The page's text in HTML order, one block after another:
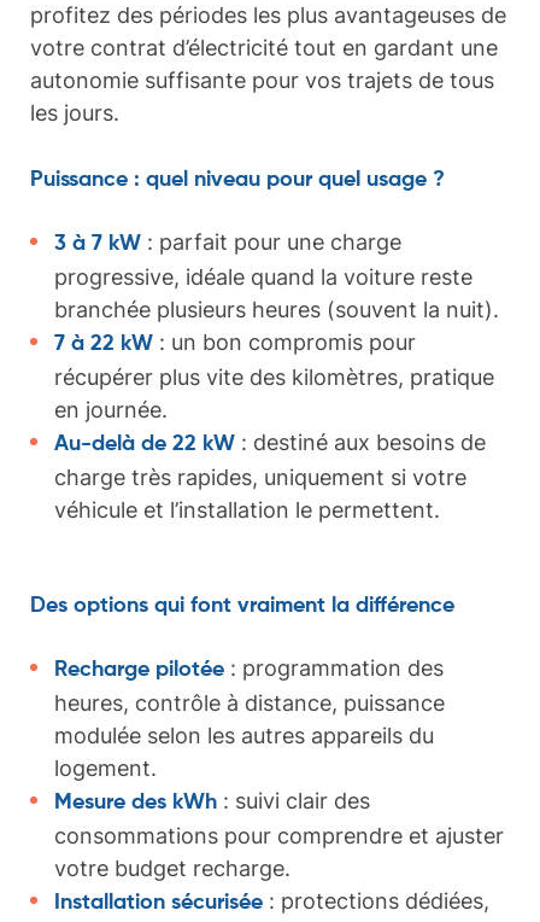
profitez des périodes les plus avantageuses de
votre contrat d’électricité tout en gardant une
autonomie suffisante pour vos trajets de tous
les jours.
Puissance : quel niveau pour quel usage ?
3 à 7 kW : parfait pour une charge
progressive, idéale quand la voiture reste
branchée plusieurs heures (souvent la nuit).
7 à 22 kW : un bon compromis pour
récupérer plus vite des kilomètres, pratique
en journée.
Au-delà de 22 kW : destiné aux besoins de
charge très rapides, uniquement si votre
véhicule et l’installation le permettent.
Des options qui font vraiment la différence
Recharge pilotée : programmation des
heures, contrôle à distance, puissance
modulée selon les autres appareils du
logement.
Mesure des kWh : suivi clair des
consommations pour comprendre et ajuster
votre budget recharge.
Installation sécurisée : protections dédiées,